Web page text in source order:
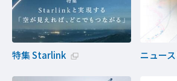
特集 Starlink ニュー